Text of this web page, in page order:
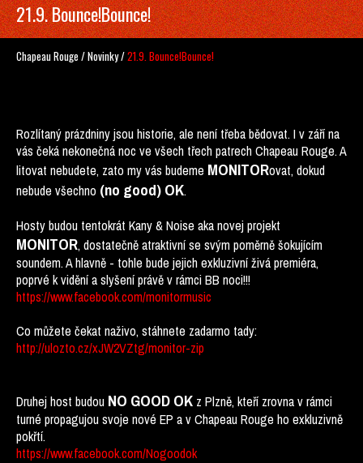
21.9. Bounce!Bounce!
Chapeau Rouge /Novinky/21.9. Bounce!Bounce!
Rozlítaný prázdniny jsou historie, ale není třeba bědovat. I v září na
vás čeká nekonečná noc ve všech třech patrech Chapeau Rouge. A
litovat nebudete, zato my vás budeme MONITORovat, dokud
nebude všechno (no good) OK.
Hosty budou tentokrát Kany & Noise aka novej projekt
MONITOR, dostatečně atraktivní se svým poměrně šokujícím
soundem. A hlavně - tohle bude jejich exkluzivní živá premiéra,
poprvé k vidění a slyšení právě v rámci BB noci!!!
https://www.facebook.com/monitormusic
Co můžete čekat naživo, stáhnete zadarmo tady:
http://ulozto.cz/xJW2VZtg/monitor-zip
Druhej host budou NO GOOD OK z Plzně, kteří zrovna v rámci
turné propagujou svoje nové EP a v Chapeau Rouge ho exkluzivně
pokřtí.
https://www.facebook.com/Nogoodok